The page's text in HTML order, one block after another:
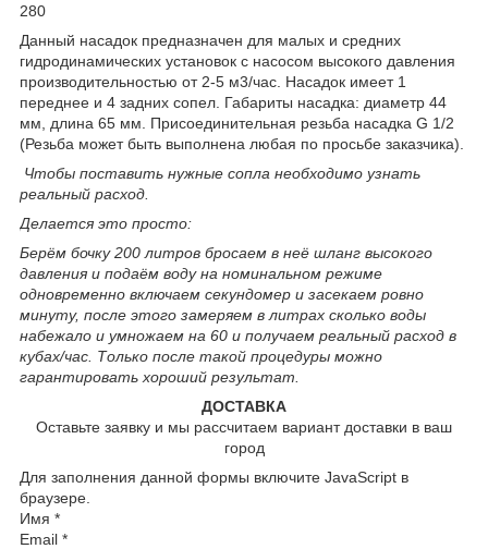
280
Данный насадок предназначен для малых и средних
гидродинамических установок с насосом высокого давления
производительностью от 2-5 м3/час. Насадок имеет 1
переднее и 4 задних сопел. Габариты насадка: диаметр 44
мм, длина 65 мм. Присоединительная резьба насадка G 1/2
(Резьба может быть выполнена любая по просьбе заказчика).
Чтобы поставить нужные сопла необходимо узнать
реальный расход.
Делается это просто:
Берём бочку 200 литров бросаем в неё шланг высокого
давления и подаём воду на номинальном режиме
одновременно включаем секундомер и засекаем ровно
минуту, после этого замеряем в литрах сколько воды
набежало и умножаем на 60 и получаем реальный расход в
кубах/час. Только после такой процедуры можно
гарантировать хороший результат.
ДОСТАВКА
Оставьте заявку и мы рассчитаем вариант доставки в ваш
город
Для заполнения данной формы включите JavaScript в
браузере.
Имя *
Email *